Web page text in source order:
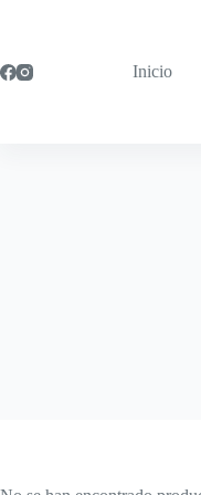
Inicio